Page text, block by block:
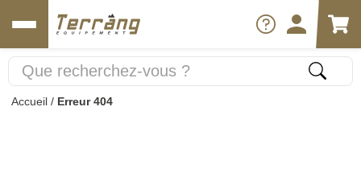
Accueil / Erreur 404